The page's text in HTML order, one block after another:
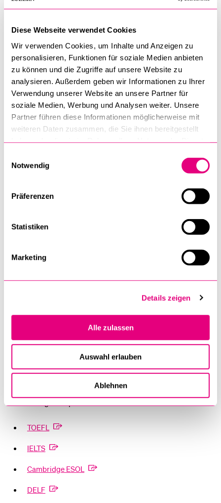
Diese Webseite verwendet Cookies
Wir verwenden Cookies, um Inhalte und Anzeigen zu
personalisieren, Funktionen für soziale Medien anbieten
zu können und die Zugriffe auf unsere Website zu
analysieren. Außerdem geben wir Informationen zu Ihrer
Verwendung unserer Website an unsere Partner für
soziale Medien, Werbung und Analysen weiter. Unsere
Partner führen diese Informationen möglicherweise mit
weiteren Daten zusammen, die Sie ihnen bereitgestellt
Notwendig
Präferenzen
Statistiken
Marketing
Details zeigen
Alle zulassen
Auswahl erlauben
Ablehnen
Luzern bietet insbesondere auf der Masterstufe immer mehr
Kurse auf Englisch sowie auf Französisch oder Italienisch an.
Sprachkenntnisse auch in fachlicher Hinsicht.
Englischsprachiges Kursangebot
Zum Vorlesungsverzeichnis
(wählen Sie beim Filter
"Sprache" die gewünschte Unterrichtssprache)
Von Studierenden für Studierende
Vorlauf über die verschiedenen Sprachzertifikate zu
informieren. Ob die von Ihnen ausgewählte
Partneruniversität einen schriftlichen Sprachausweis
verlangt, erfahren Sie von den Mobilitätsbeauftragten, bzw.
von der Studienberatung Ihrer Fakultät. Bitte informieren Sie
sich rechtzeitig über die jeweiligen Verfahren und
Die wichtigsten Sprachzertifikate sind:
TOEFL
IELTS
Cambridge ESOL
DELF